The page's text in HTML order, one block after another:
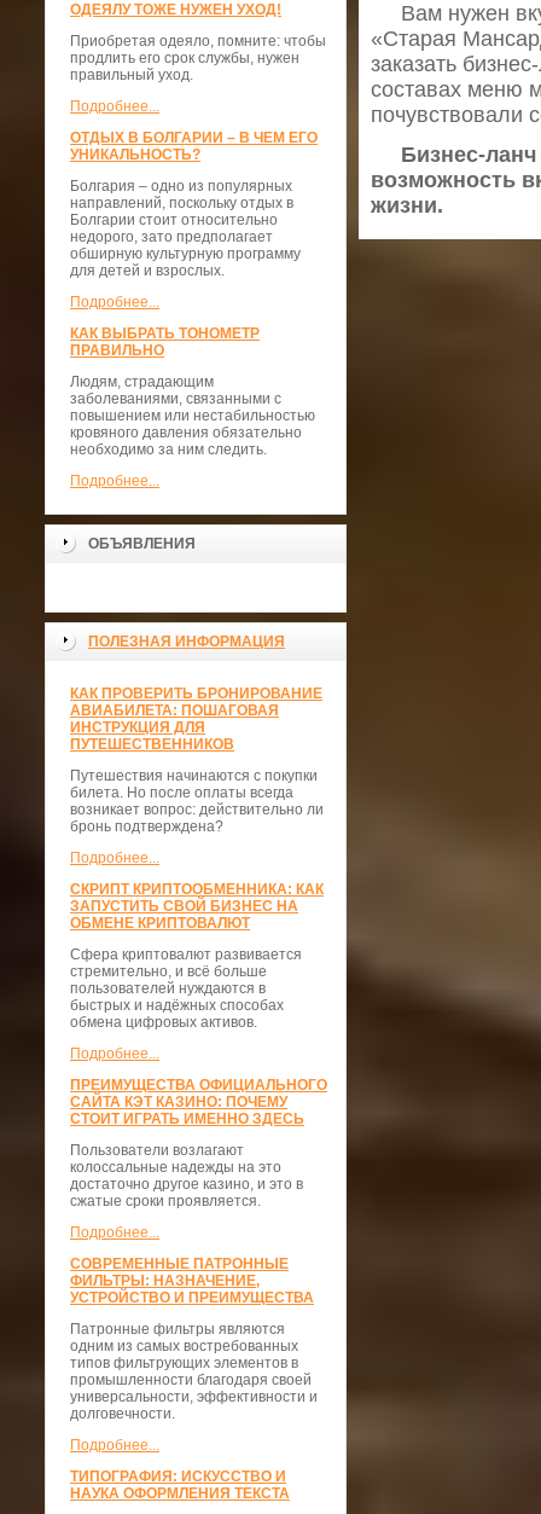
ОДЕЯЛУ ТОЖЕ НУЖЕН УХОД!
Приобретая одеяло, помните: чтобы
продлить его срок службы, нужен
правильный уход.
Подробнее...
ОТДЫХ В БОЛГАРИИ – В ЧЕМ ЕГО
УНИКАЛЬНОСТЬ?
Болгария – одно из популярных
направлений, поскольку отдых в
Болгарии стоит относительно
недорого, зато предполагает
обширную культурную программу
для детей и взрослых.
Подробнее...
КАК ВЫБРАТЬ ТОНОМЕТР
ПРАВИЛЬНО
Людям, страдающим
заболеваниями, связанными с
повышением или нестабильностью
кровяного давления обязательно
необходимо за ним следить.
Подробнее...
ОБЪЯВЛЕНИЯ
ПОЛЕЗНАЯ ИНФОРМАЦИЯ
КАК ПРОВЕРИТЬ БРОНИРОВАНИЕ
АВИАБИЛЕТА: ПОШАГОВАЯ
ИНСТРУКЦИЯ ДЛЯ
ПУТЕШЕСТВЕННИКОВ
Путешествия начинаются с покупки
билета. Но после оплаты всегда
возникает вопрос: действительно ли
бронь подтверждена?
Подробнее...
СКРИПТ КРИПТООБМЕННИКА: КАК
ЗАПУСТИТЬ СВОЙ БИЗНЕС НА
ОБМЕНЕ КРИПТОВАЛЮТ
Сфера криптовалют развивается
стремительно, и всё больше
пользователей нуждаются в
быстрых и надёжных способах
обмена цифровых активов.
Подробнее...
ПРЕИМУЩЕСТВА ОФИЦИАЛЬНОГО
САЙТА КЭТ КАЗИНО: ПОЧЕМУ
СТОИТ ИГРАТЬ ИМЕННО ЗДЕСЬ
Пользователи возлагают
колоссальные надежды на это
достаточно другое казино, и это в
сжатые сроки проявляется.
Подробнее...
СОВРЕМЕННЫЕ ПАТРОННЫЕ
ФИЛЬТРЫ: НАЗНАЧЕНИЕ,
УСТРОЙСТВО И ПРЕИМУЩЕСТВА
Патронные фильтры являются
одним из самых востребованных
типов фильтрующих элементов в
промышленности благодаря своей
универсальности, эффективности и
долговечности.
Подробнее...
ТИПОГРАФИЯ: ИСКУССТВО И
НАУКА ОФОРМЛЕНИЯ ТЕКСТА
Вам нужен
«Старая
заказать
составах меню
почувствовали
Бизнес-ланч
возможность
жизни.